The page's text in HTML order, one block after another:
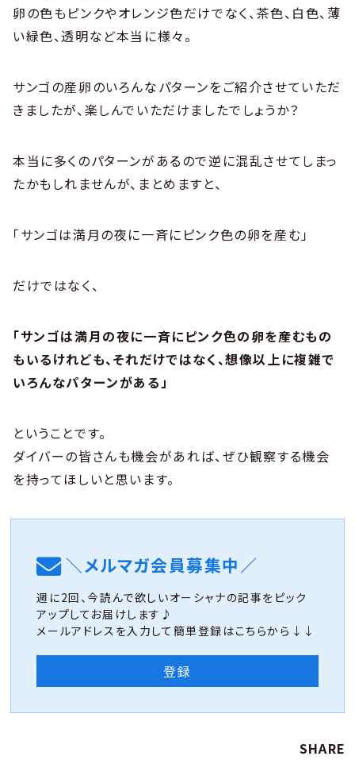
卵の色もピンクやオレンジ色だけでなく、茶色、白色、薄
い緑色、透明など本当に様々。
サンゴの産卵のいろんなパターンをご紹介させていただ
きましたが、楽しんでいただけましたでしょうか？
本当に多くのパターンがあるので逆に混乱させてしまっ
たかもしれませんが、まとめますと、
「サンゴは満月の夜に一斉にピンク色の卵を産む」
だけではなく、
「サンゴは満月の夜に一斉にピンク色の卵を産むもの
もいるけれども、それだけではなく、想像以上に複雑で
いろんなパターンがある」
ということです。
ダイバーの皆さんも機会があれば、ぜひ観察する機会
を持ってほしいと思います。
＼メルマガ会員募集中／
週に2回、今読んで欲しいオーシャナの記事をピック
アップしてお届けします♪
メールアドレスを入力して簡単登録はこちらから↓↓
登録
SHARE